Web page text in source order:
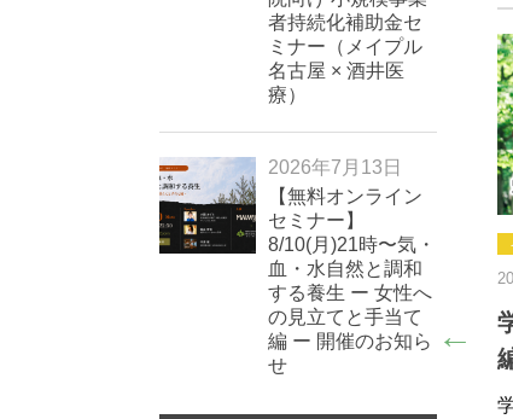
⽣⽣活3 つのススメ（前
2016年12月21日
鍼灸院経営につ
院のためのWeb
の道〜HPブログ
「HPは作ったけど何
者持続化補助金セ
ミナー（メイプル
名古屋 × 酒井医
療）
2026年7月13日
【無料オンライン
セミナー】
8/10(月)21時〜気・
血・水自然と調和
する養生 ー 女性へ
の見立てと手当て
編 ー 開催のお知ら
せ